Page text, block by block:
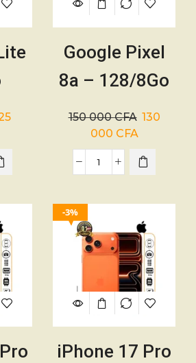
–
Google Pixel
8a – 128/8Go
– 4492mAh-
Occasion – 01
mois
150 000CFA 130
000 CFA
3%
iPhone 17 Pro